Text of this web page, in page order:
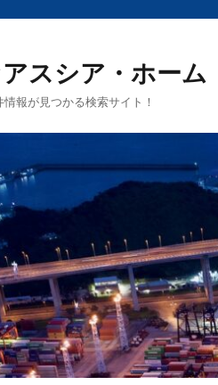
スシア・ホーム
報が見つかる検索サイト！